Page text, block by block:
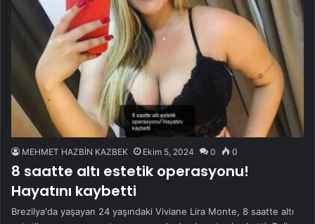
MEHMET HAZBİN KAZBEK Ekim 5, 2024 0 0
8 saatte altı estetik operasyonu!
Hayatını kaybetti
Brezilya'da yaşayan 24 yaşındaki Viviane Lira Monte, 8 saatte altı